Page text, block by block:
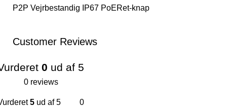
P2P Vejrbestandig IP67 PoERet-knap
Customer Reviews
0 ud af 5
0 reviews
5 ud af 5
0